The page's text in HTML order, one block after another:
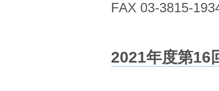
FAX 03-3815-
2021年度第16